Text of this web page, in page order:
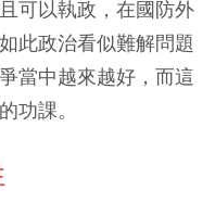
可以執政，在國防外
此政治看似難解問題
當中越來越好，而這
功課。